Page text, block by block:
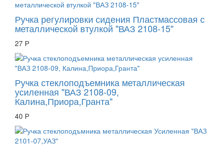
Ручка регулировки сидения Пластмассовая с
металлической втулкой "ВАЗ 2108-15"
27 Р
Ручка стеклоподъемника металлическая
усиленная "ВАЗ 2108-09,
Калина,Приора,Гранта"
40 Р